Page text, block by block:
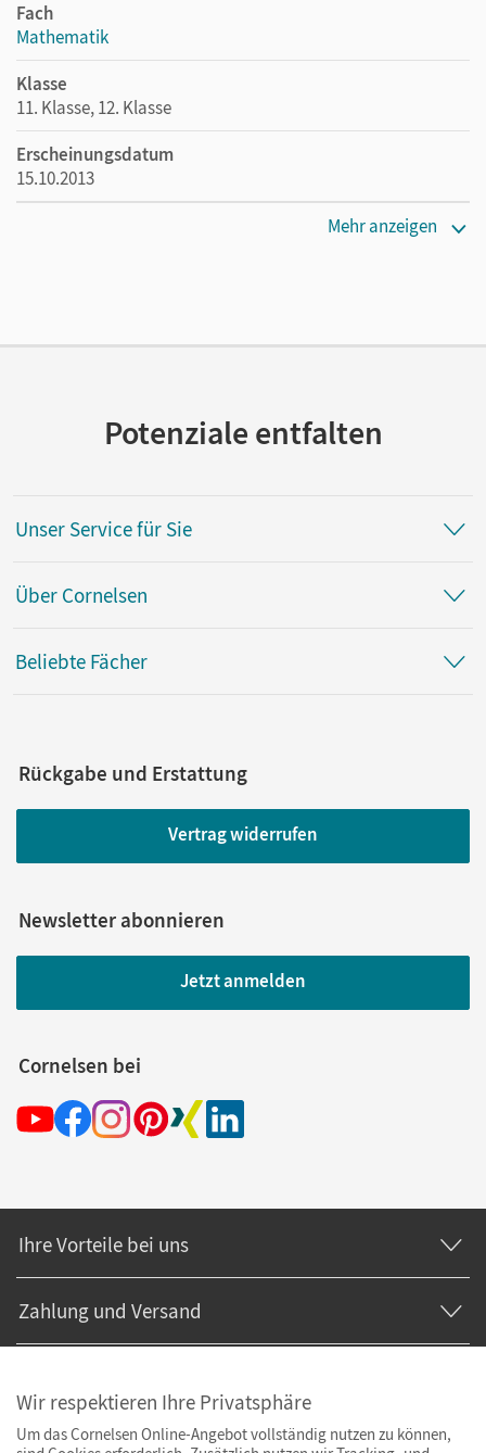
Fach
Mathematik
Klasse
11. Klasse, 12. Klasse
Erscheinungsdatum
15.10.2013
Mehr anzeigen
Potenziale entfalten
Unser Service für Sie
Über Cornelsen
Beliebte Fächer
Rückgabe und Erstattung
Vertrag widerrufen
Newsletter abonnieren
Jetzt anmelden
Cornelsen bei
Ihre Vorteile bei uns
Zahlung und Versand
Wir respektieren Ihre Privatsphäre
Um das Cornelsen Online-Angebot vollständig nutzen zu können,